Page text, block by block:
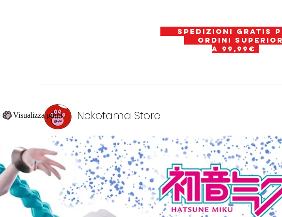
spedizioni gratis
ordini
a 99,99€
Nekotama Store
Visualizza punti